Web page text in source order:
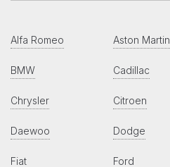
Alfa Romeo Aston Martin
BMW Cadillac
Chrysler Citroen
Daewoo Dodge
Fiat Ford